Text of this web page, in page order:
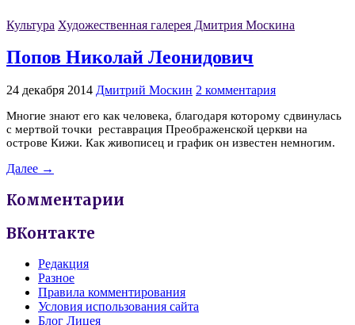
Культура Художественная галерея Дмитрия Москина
Попов Николай Леонидович
24 декабря 2014 Дмитрий Москин 2 комментария
Многие знают его как человека, благодаря которому сдвинулась
с мертвой точки реставрация Преображенской церкви на
острове Кижи. Как живописец и график он известен немногим.
Далее →
Комментарии
ВКонтакте
Редакция
Разное
Правила комментирования
Условия использования сайта
Блог Лицея